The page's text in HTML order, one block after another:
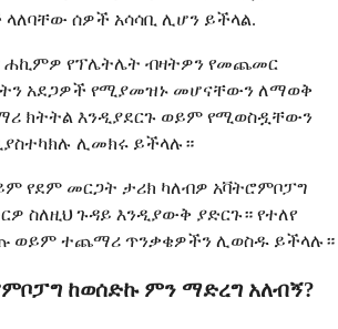
ላለባቸው ሰዎች አሳሳቢ ሊሆን ይችላል.
ሐኪምዎ የፕሌትሌት ብዛትዎን የመጨመር
አደጋዎች የሚያመዝኑ መሆናቸውን ለማወቅ
ክትትል እንዲያደርጉ ወይም የሚወስዷቸውን
ሊመክሩ ይችላሉ።
የደም መርጋት ታሪክ ካለብዎ አቫትሮምቦፓግ
ስለዚህ ጉዳይ እንዲያውቅ ያድርጉ። የተለየ
ወይም ተጨማሪ ጥንቃቄዎችን ሊወስዱ ይችላሉ።
ከወሰድኩ ምን ማድረግ አለብኝ?